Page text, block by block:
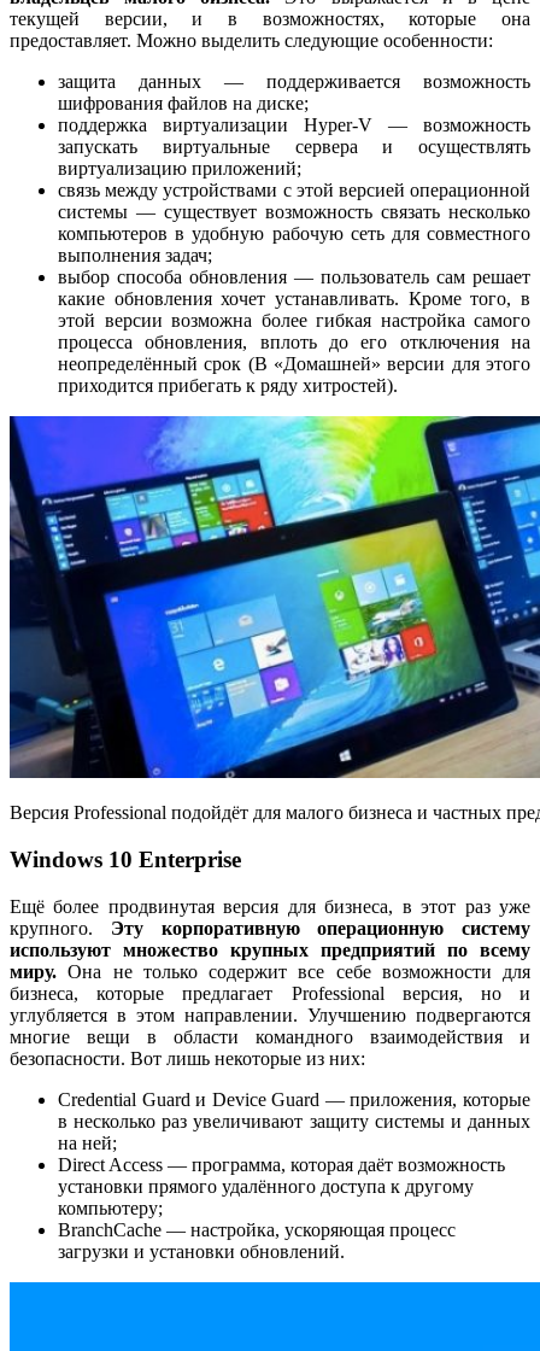
текущей версии, и в возможностях, которые она
предоставляет. Можно выделить следующие особенности:
защита данных — поддерживается возможность
шифрования файлов на диске;
поддержка виртуализации Hyper-V — возможность
запускать виртуальные сервера и осуществлять
виртуализацию приложений;
связь между устройствами с этой версией операционной
системы — существует возможность связать несколько
компьютеров в удобную рабочую сеть для совместного
выполнения задач;
выбор способа обновления — пользователь сам решает
какие обновления хочет устанавливать. Кроме того, в
этой версии возможна более гибкая настройка самого
процесса обновления, вплоть до его отключения на
неопределённый срок (В «Домашней» версии для этого
приходится прибегать к ряду хитростей).
Версия Professional подойдёт для малого бизнеса и частных
Windows 10 Enterprise
Ещё более продвинутая версия для бизнеса, в этот раз уже
крупного. Эту корпоративную операционную систему
используют множество крупных предприятий по всему
миру. Она не только содержит все себе возможности для
бизнеса, которые предлагает Professional версия, но и
углубляется в этом направлении. Улучшению подвергаются
многие вещи в области командного взаимодействия и
безопасности. Вот лишь некоторые из них:
Credential Guard и Device Guard — приложения, которые
в несколько раз увеличивают защиту системы и данных
на ней;
Direct Access — программа, которая даёт возможность
установки прямого удалённого доступа к другому
компьютеру;
BranchCache — настройка, ускоряющая процесс
загрузки и установки обновлений.